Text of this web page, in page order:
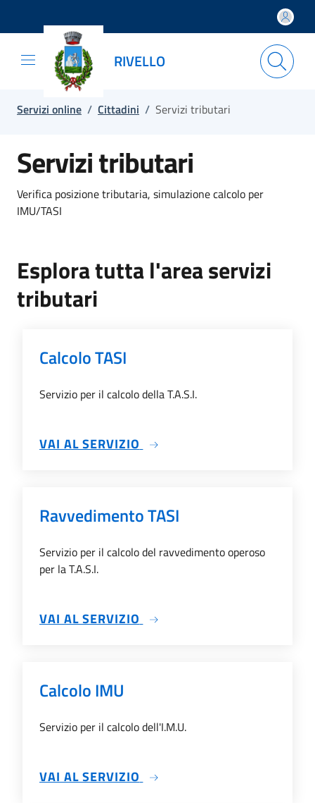
Salta e vai al contenuto
Salta e vai al footer
RIVELLO
Servizi online / Cittadini / Servizi tributari
Servizi tributari
Verifica posizione tributaria, simulazione calcolo per
IMU/TASI
Esplora tutta l'area servizi
tributari
Calcolo TASI
Servizio per il calcolo della T.A.S.I.
VAI AL SERVIZIO SU CALCOLO TASI
Ravvedimento TASI
Servizio per il calcolo del ravvedimento operoso
per la T.A.S.I.
VAI AL SERVIZIO SU RAVVEDIMENTO TASI
Calcolo IMU
Servizio per il calcolo dell'I.M.U.
VAI AL SERVIZIO SU CALCOLO IMU